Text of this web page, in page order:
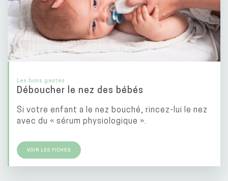
Les bons gestes
Déboucher le nez des bébés
Si votre enfant a le nez bouché, rincez-lui le nez
avec du « sérum physiologique ».
VOIR LES FICHES